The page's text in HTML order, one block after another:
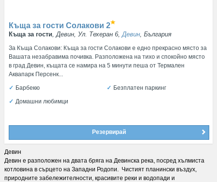
Къща за гости Солакови 2
Къща за гости , Девин, Ул. Техеран 6, Девин, България
За Къща Солакови: Къща за гости Солакови е едно прекрасно място за
Вашата незабравима почивка. Разположена на тихо и спокойно място
в град Девин, къщата се намира на 5 минути пеша от Термален
Аквапарк Персенк...
Барбекю
Безплатен паркинг
Домашни любимци
Резервирай
Девин
Девин е разположен на двата бряга на Девинска река, посред хълмиста
котловина в сърцето на Западни Родопи. Чистият планински въздух,
природните забележителности, красивите реки и водопади и